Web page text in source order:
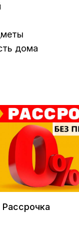
дома
Рассрочка